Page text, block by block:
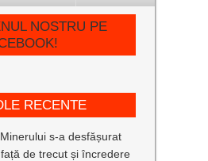
NOSTRU PE
RECENTE
s-a desfășurat
de trecut și încredere